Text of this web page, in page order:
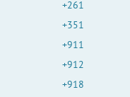
+261
+351
+911
+912
+918